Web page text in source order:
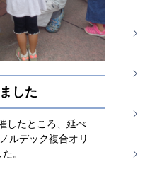
した
したところ、延べ
ルデック複合オリ
。